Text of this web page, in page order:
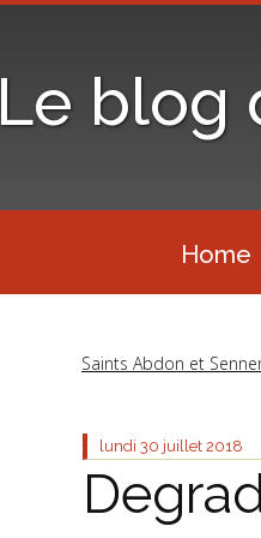
Le blog
Home
Saints Abdon et
lundi 30 juillet 2018